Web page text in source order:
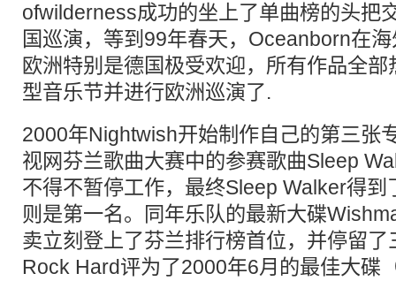
ofwilderness成功的坐上了单曲榜的头把
国巡演，等到99年春天，Oceanborn在
欧洲特别是德国极受欢迎，所有作品全
型音乐节并进行欧洲巡演了.
2000年Nightwish开始制作自己的第三张
视网芬兰歌曲大赛中的参赛歌曲Sleep
不得不暂停工作，最终Sleep Walker得
则是第一名。同年乐队的最新大碟
卖立刻登上了芬兰排行榜首位，并停留
Rock Hard评为了2000年6月的最佳大碟